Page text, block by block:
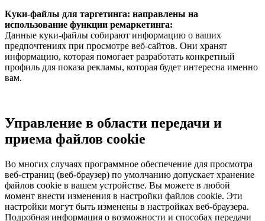
Куки-файлы для таргетинга: направлены на
использование функции ремаркетинга:
Данные куки-файлы собирают информацию о ваших
предпочтениях при просмотре веб-сайтов. Они хранят
информацию, которая помогает разработать конкретный
профиль для показа рекламы, которая будет интересна именно
вам.
Управление в области передачи и
приема файлов cookie
Во многих случаях программное обеспечение для просмотра
веб-страниц (веб-браузер) по умолчанию допускает хранение
файлов cookie в вашем устройстве. Вы можете в любой
момент внести изменения в настройки файлов cookie. Эти
настройки могут быть изменены в настройках веб-браузера.
Подробная информация о возможности и способах передачи